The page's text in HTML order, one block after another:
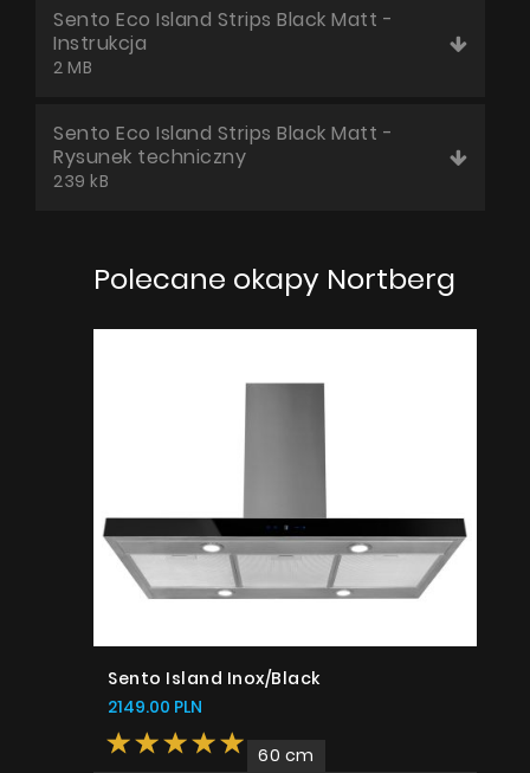
Sento Eco Island Strips Black Matt -
Instrukcja
2 MB
Sento Eco Island Strips Black Matt -
Rysunek techniczny
239 kB
Polecane okapy Nortberg
Sento Island Inox/Black
2149.00 PLN
60 cm